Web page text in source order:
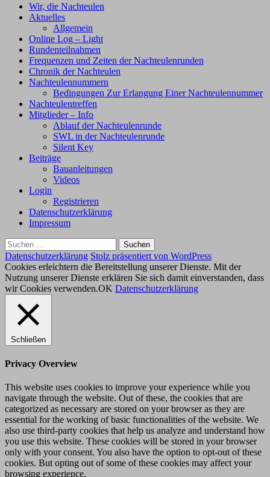
Wir, die Nachteulen
Aktuelles
Allgemein
Online Log – Light
Rundenteilnahmen
Frequenzen und Zeiten der Nachteulenrunden
Chronik der Nachteulen
Nachteulennummern
Bedingungen Zur Erlangung Einer Nachteulennummer
Nachteulentreffen
Mitglieder – Info
Ablauf der Nachteulenrunde
SWL in der Nachteulenrunde
Silent Key
Beiträge
Bauanleitungen
Videos
Login
Registrieren
Datenschutzerklärung
Impressum
Suchen
nach:
Datenschutzerklärung Stolz präsentiert von WordPress
Cookies erleichtern die Bereitstellung unserer Dienste. Mit der
Nutzung unserer Dienste erklären Sie sich damit einverstanden, dass
wir Cookies verwenden.OK Datenschutzerklärung
Schließen
Privacy Overview
This website uses cookies to improve your experience while you
navigate through the website. Out of these, the cookies that are
categorized as necessary are stored on your browser as they are
essential for the working of basic functionalities of the website. We
also use third-party cookies that help us analyze and understand how
you use this website. These cookies will be stored in your browser
only with your consent. You also have the option to opt-out of these
cookies. But opting out of some of these cookies may affect your
browsing experience.